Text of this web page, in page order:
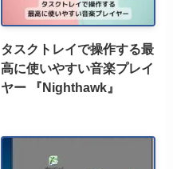
タスクトレイで操作する最
高に使いやすい音楽プレイ
ヤー 『Nighthawk』